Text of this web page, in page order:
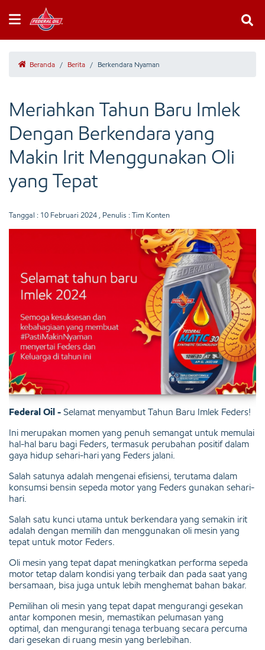
Beranda / Berita / Berkendara Nyaman
Meriahkan Tahun Baru Imlek
Dengan Berkendara yang
Makin Irit Menggunakan Oli
yang Tepat
Tanggal : 10 Februari 2024 , Penulis : Tim Konten
Federal Oil - Selamat menyambut Tahun Baru Imlek Feders!
Ini merupakan momen yang penuh semangat untuk memulai
hal-hal baru bagi Feders, termasuk perubahan positif dalam
gaya hidup sehari-hari yang Feders jalani.
Salah satunya adalah mengenai efisiensi, terutama dalam
konsumsi bensin sepeda motor yang Feders gunakan sehari-
hari.
Salah satu kunci utama untuk berkendara yang semakin irit
adalah dengan memilih dan menggunakan oli mesin yang
tepat untuk motor Feders.
Oli mesin yang tepat dapat meningkatkan performa sepeda
motor tetap dalam kondisi yang terbaik dan pada saat yang
bersamaan, bisa juga untuk lebih menghemat bahan bakar.
Pemilihan oli mesin yang tepat dapat mengurangi gesekan
antar komponen mesin, memastikan pelumasan yang
optimal, dan mengurangi tenaga terbuang secara percuma
dari gesekan di ruang mesin yang berlebihan.